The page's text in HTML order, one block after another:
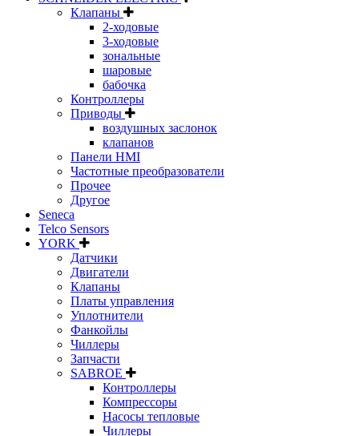
Клапаны
2-ходовые
3-ходовые
зональные
шаровые
бабочка
Контроллеры
Приводы
воздушных заслонок
клапанов
Панели HMI
Частотные преобразователи
Прочее
Другое
Seneca
Telco Sensors
YORK
Датчики
Двигатели
Клапаны
Платы управления
Уплотнители
Фанкойлы
Чиллеры
Запчасти
SABROE
Контроллеры
Компрессоры
Насосы тепловые
Чиллеры